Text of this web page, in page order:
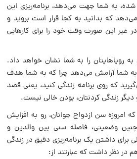
شده، به شما جهت می‌دهد، برنامه‌ریزی این
می‌دهد که بدانید به کجا قرار است بروید و
غیر این صورت وقت خود را برای کارهایی
رویاهایتان را به شما نشان خواهد داد.
به شما آرامش می‌دهد چرا که به شما هدف
که روی برنامه زندگی کنید، یعنی قصد
زندگی کردنتان، بودن خالی نیست.
امروزه سن ازدواج جوانان، رو به افزایش
وضعیتی، فاصله سنی بین والدین و
برای داشتن یک برنامه‌ریزی دقیق در زندگی
در نظر داشت که عبارتند از: